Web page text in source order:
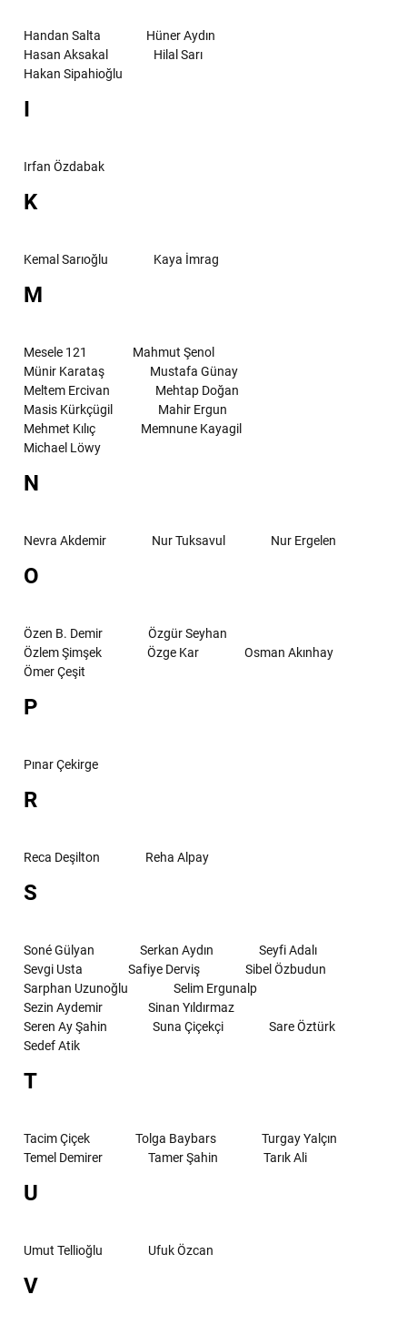
Handan Salta
Hüner Aydın
Hasan Aksakal
Hilal Sarı
Hakan Sipahioğlu
I
Irfan Özdabak
K
Kemal Sarıoğlu Kaya İmrag
M
Mesele 121
Mahmut Şenol
Münir Karataş
Mustafa Günay
Meltem Ercivan
Mehtap Doğan
Masis Kürkçügil
Mahir Ergun
Mehmet Kılıç
Memnune Kayagil
Michael Löwy
N
Nevra Akdemir Nur Tuksavul Nur Ergelen
O
Özen B. Demir
Özgür Seyhan
Özlem Şimşek
Özge Kar
Osman Akınhay
Ömer Çeşit
P
Pınar Çekirge
R
Reca Deşilton Reha Alpay
S
Soné Gülyan Serkan Aydın
Seyfi Adalı
Sevgi Usta
Safiye Derviş
Sibel Özbudun
Sarphan Uzunoğlu
Selim Ergunalp
Sezin Aydemir
Sinan Yıldırmaz
Seren Ay Şahin
Suna Çiçekçi
Sare Öztürk
Sedef Atik
T
Tacim Çiçek Tolga Baybars
Turgay Yalçın
Temel Demirer
Tamer Şahin Tarık Ali
U
Umut Tellioğlu Ufuk Özcan
V